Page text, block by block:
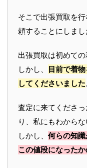
そこで出張買取を
頼することにしまし
出張買取は初めて
しかし、
目前で着
してくださいました
査定に来てくださ
り、私にもわから
しかし、 何らの知
この値段になった